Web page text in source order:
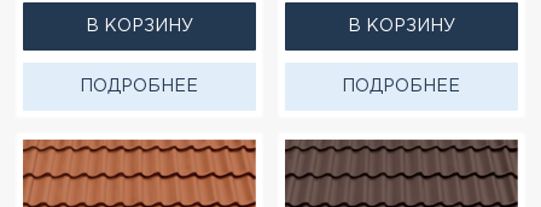
В КОРЗИНУ
ПОДРОБНЕЕ
В КОРЗИНУ
ПОДРОБНЕЕ